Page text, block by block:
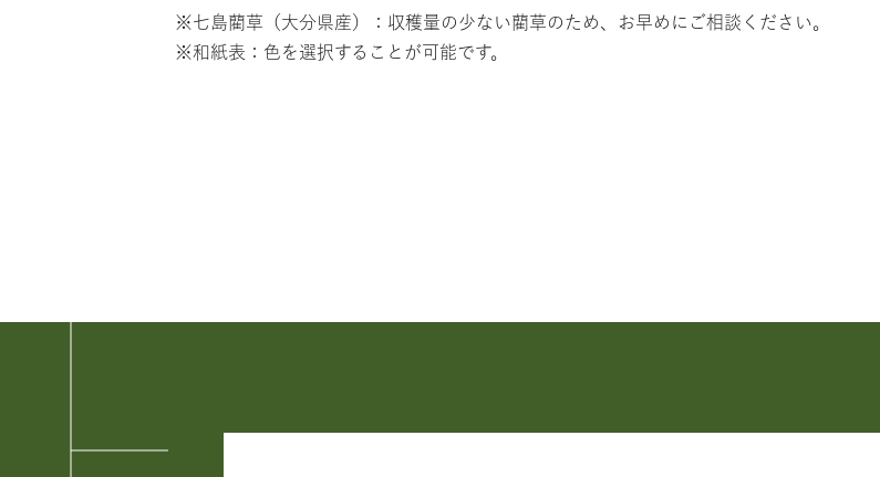
※七島藺草（大分県産）：収穫量の少ない藺草のため、お早めにご相談ください。
※和紙表：色を選択することが可能です。